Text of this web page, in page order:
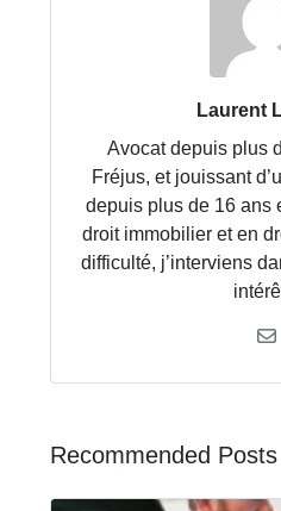
Laurent
Avocat depuis plus
Fréjus, et jouissant
depuis plus de 16 ans
droit immobilier et en
difficulté, j’interviens
Recommended Posts